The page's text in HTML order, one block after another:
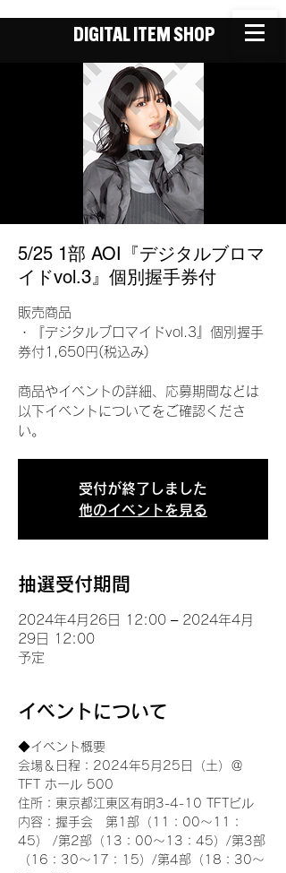
DIGITAL ITEM SHOP
5/25 1部 AOI『デジタルブロマ
イドvol.3』個別握手券付
販売商品
・『デジタルブロマイドvol.3』個別握手
券付1,650円(税込み)
商品やイベントの詳細、応募期間などは
以下イベントについてをご確認くださ
い。
受付が終了しました
他のイベントを見る
抽選受付期間
2024年4月26日 12:00 – 2024年4月
29日 12:00
予定
イベントについて
◆イベント概要
会場＆日程：2024年5月25日（土）＠
TFT ホール 500
住所：東京都江東区有明3-4-10 TFTビル
内容：握手会　第1部（11：00～11：
45） /第2部（13：00～13：45）/第3部
（16：30～17：15）/第4部（18：30～